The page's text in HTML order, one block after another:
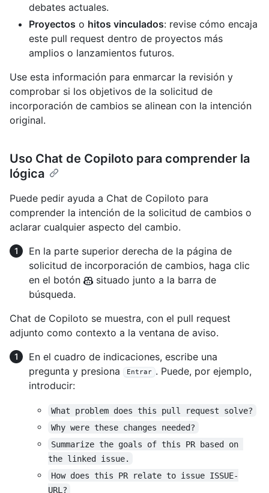
debates actuales.
Proyectos o hitos vinculados: revise cómo encaja
este pull request dentro de proyectos más
amplios o lanzamientos futuros.
Use esta información para enmarcar la revisión y
comprobar si los objetivos de la solicitud de
incorporación de cambios se alinean con la intención
original.
Uso Chat de Copiloto para comprender la
lógica
Puede pedir ayuda a Chat de Copiloto para
comprender la intención de la solicitud de cambios o
aclarar cualquier aspecto del cambio.
En la parte superior derecha de la página de
solicitud de incorporación de cambios, haga clic
en el botón
situado junto a la barra de
búsqueda.
Chat de Copiloto se muestra, con el pull request
adjunto como contexto a la ventana de aviso.
En el cuadro de indicaciones, escribe una
pregunta y presiona
Entrar . Puede, por ejemplo,
introducir:
What problem does this pull request solve?
Why were these changes needed?
Summarize the goals of this PR based on
the linked issue.
How does this PR relate to issue ISSUE-
URL?